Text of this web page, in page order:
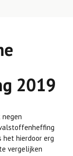
2019
het hierdoor erg
vergelijken